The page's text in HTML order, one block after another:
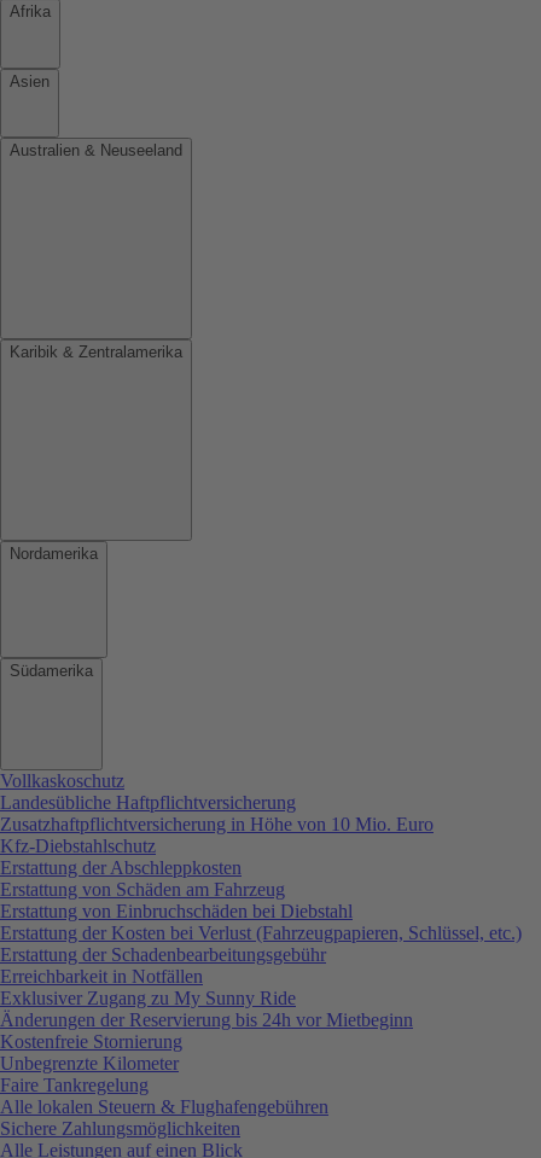
Afrika
Asien
Australien & Neuseeland
Karibik & Zentralamerika
Nordamerika
Südamerika
Vollkaskoschutz
Landesübliche Haftpflichtversicherung
Zusatzhaftpflichtversicherung in Höhe von 10 Mio. Euro
Kfz-Diebstahlschutz
Erstattung der Abschleppkosten
Erstattung von Schäden am Fahrzeug
Erstattung von Einbruchschäden bei Diebstahl
Erstattung der Kosten bei Verlust (Fahrzeugpapieren, Schlüssel, etc.)
Erstattung der Schadenbearbeitungsgebühr
Erreichbarkeit in Notfällen
Exklusiver Zugang zu My Sunny Ride
Änderungen der Reservierung bis 24h vor Mietbeginn
Kostenfreie Stornierung
Unbegrenzte Kilometer
Faire Tankregelung
Alle lokalen Steuern & Flughafengebühren
Sichere Zahlungsmöglichkeiten
Alle Leistungen auf einen Blick